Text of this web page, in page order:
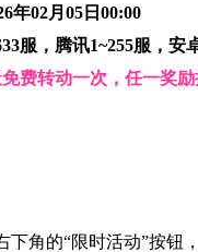
年02月05日00:00
服，腾讯1~255服，
费转动一次，任一奖
角的“限时活动”按